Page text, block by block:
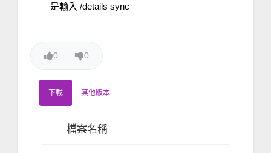
是輸入 /details sync
0 0
下載 其他版本
檔案名稱